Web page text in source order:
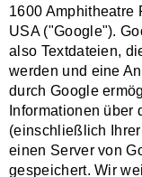
1600 Amphitheatre
USA ("Google").
also Textdateien,
werden und eine
durch Google
Informationen
(einschließlich
einen Server von
gespeichert. Wir